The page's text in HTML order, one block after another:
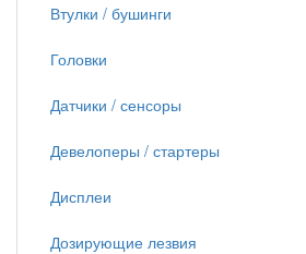
Втулки / бушинги
Головки
Датчики / сенсоры
Девелоперы / стартеры
Дисплеи
Дозирующие лезвия